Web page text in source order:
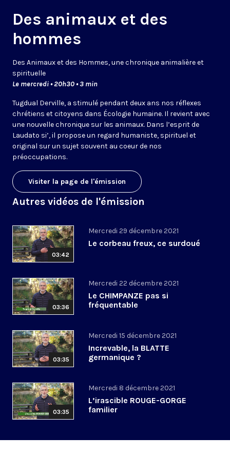
Des animaux et des
hommes
Des Animaux et des Hommes, une chronique animalière et
spirituelle
Le mercredi • 20h30 • 3 min
Tugdual Derville, a stimulé pendant deux ans nos réflexes
chrétiens et citoyens dans Écologie humaine. Il revient avec
une nouvelle chronique sur les animaux. Dans l’esprit de
Laudato si’, il propose un regard humaniste, spirituel et
original sur un sujet souvent au coeur de nos
préoccupations.
Visiter la page de l'émission
Autres vidéos de l'émission
03:42
Mercredi 29 décembre 2021
Le corbeau freux, ce surdoué
03:36
Mercredi 22 décembre 2021
Le CHIMPANZE pas si
fréquentable
03:35
Mercredi 15 décembre 2021
Increvable, la BLATTE
germanique ?
03:35
Mercredi 8 décembre 2021
L’irascible ROUGE-GORGE
familier